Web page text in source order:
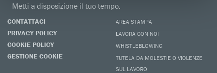
Metti a disposizione il tuo tempo.
CONTATTACI
PRIVACY POLICY
COOKIE POLICY
GESTIONE COOKIE
AREA STAMPA
LAVORA CON NOI
WHISTLEBLOWING
TUTELA DA MOLESTIE O VIOLENZE
SUL LAVORO